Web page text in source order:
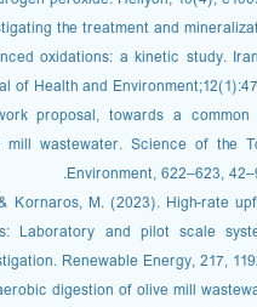
the treatment and
oxidations: a kinetic study.
of Health and
proposal, towards a common
wastewater. Science of the
Environment, 622–623,
Kornaros, M. (2023). High-rate
Laboratory and pilot scale
Renewable Energy, 217,
digestion of olive mill